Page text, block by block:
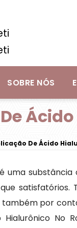
SOBRE NÓS
De Ácido
uma
por
Hialurônico No